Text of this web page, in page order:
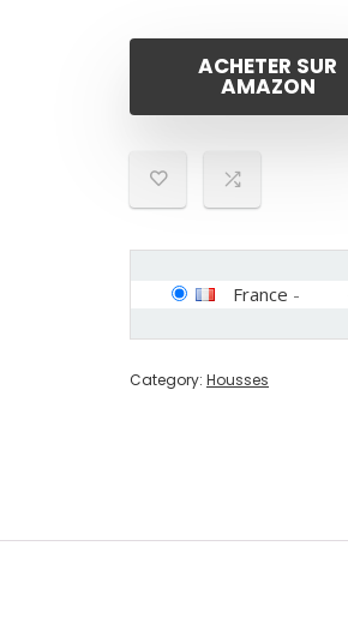
ACHETER SUR
AMAZON
France -
Category: Housses